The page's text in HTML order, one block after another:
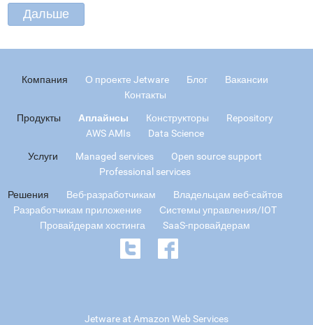
Компания О проекте Jetware Блог
Вакансии
Контакты
Продукты Аплайнсы Конструкторы
Repository
AWS AMIs
Data Science
Услуги Managed services
Open source support
Professional services
Решения Веб-разработчикам
Владельцам веб-сайтов
Разработчикам приложение
Системы управления/IOT
Провайдерам хостинга
SaaS-провайдерам
Jetware at Amazon Web Services